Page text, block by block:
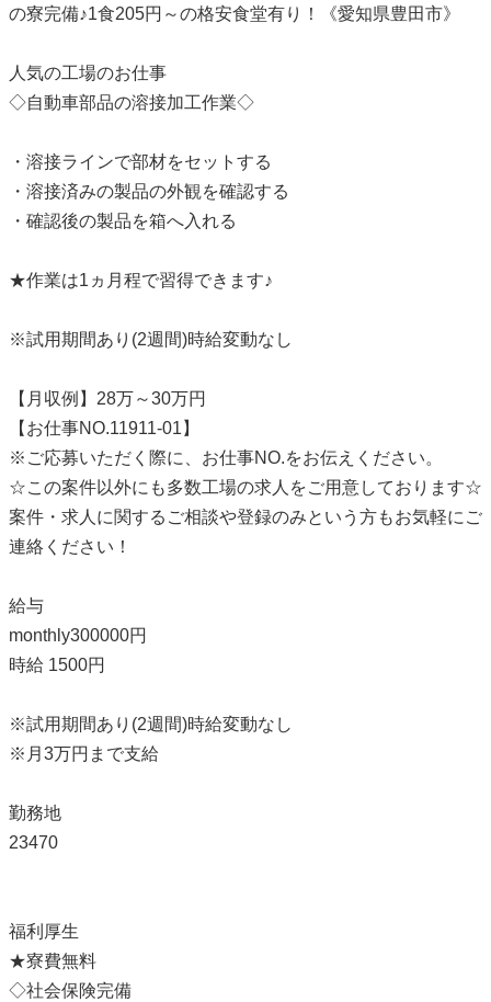
の寮完備♪1食205円～の格安食堂有り！《愛知県豊田市》
人気の工場のお仕事
◇自動車部品の溶接加工作業◇
・溶接ラインで部材をセットする
・溶接済みの製品の外観を確認する
・確認後の製品を箱へ入れる
★作業は1ヵ月程で習得できます♪
※試用期間あり(2週間)時給変動なし
【月収例】28万～30万円
【お仕事NO.11911-01】
※ご応募いただく際に、お仕事NO.をお伝えください。
☆この案件以外にも多数工場の求人をご用意しております☆
案件・求人に関するご相談や登録のみという方もお気軽にご
連絡ください！
給与
monthly300000円
時給 1500円
※試用期間あり(2週間)時給変動なし
※月3万円まで支給
勤務地
23470
福利厚生
★寮費無料
◇社会保険完備